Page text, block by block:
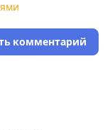
комментарий